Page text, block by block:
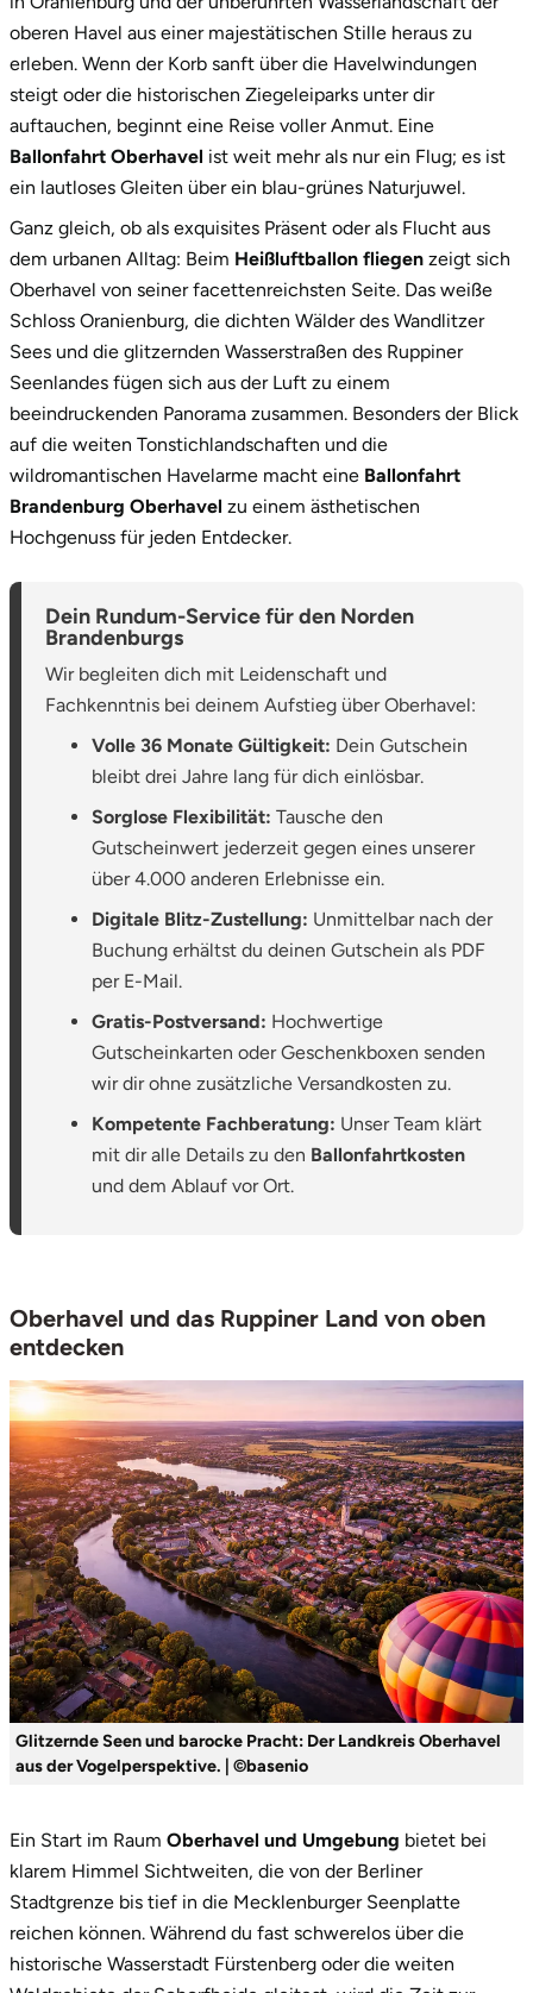
360-Grad-Sicht im Panoramakorb
3. Das solltest du vorab wissen
4. Dein Abenteuer über Oberhavel startet hier
oberen Havel aus einer majestätischen Stille heraus zu
erleben. Wenn der Korb sanft über die Havelwindungen
steigt oder die historischen Ziegeleiparks unter dir
auftauchen, beginnt eine Reise voller Anmut. Eine
Ballonfahrt Oberhavel ist weit mehr als nur ein Flug; es ist
ein lautloses Gleiten über ein blau-grünes Naturjuwel.
Ganz gleich, ob als exquisites Präsent oder als Flucht aus
dem urbanen Alltag: Beim Heißluftballon fliegen zeigt sich
Oberhavel von seiner facettenreichsten Seite. Das weiße
Schloss Oranienburg, die dichten Wälder des Wandlitzer
Sees und die glitzernden Wasserstraßen des Ruppiner
Seenlandes fügen sich aus der Luft zu einem
beeindruckenden Panorama zusammen. Besonders der Blick
auf die weiten Tonstichlandschaften und die
wildromantischen Havelarme macht eine Ballonfahrt
Brandenburg Oberhavel zu einem ästhetischen
Hochgenuss für jeden Entdecker.
Dein Rundum-Service für den Norden
Brandenburgs
Wir begleiten dich mit Leidenschaft und
Fachkenntnis bei deinem Aufstieg über Oberhavel:
Volle 36 Monate Gültigkeit: Dein Gutschein
bleibt drei Jahre lang für dich einlösbar.
Sorglose Flexibilität: Tausche den
Gutscheinwert jederzeit gegen eines unserer
über 4.000 anderen Erlebnisse ein.
Digitale Blitz-Zustellung: Unmittelbar nach der
Buchung erhältst du deinen Gutschein als PDF
per E-Mail.
Gratis-Postversand: Hochwertige
Gutscheinkarten oder Geschenkboxen senden
wir dir ohne zusätzliche Versandkosten zu.
Kompetente Fachberatung: Unser Team klärt
mit dir alle Details zu den Ballonfahrtkosten
und dem Ablauf vor Ort.
Oberhavel und das Ruppiner Land von oben
entdecken
Glitzernde Seen und barocke Pracht: Der Landkreis Oberhavel
aus der Vogelperspektive. | ©basenio
Ein Start im Raum Oberhavel und Umgebung bietet bei
klarem Himmel Sichtweiten, die von der Berliner
Stadtgrenze bis tief in die Mecklenburger Seenplatte
reichen können. Während du fast schwerelos über die
historische Wasserstadt Fürstenberg oder die weiten